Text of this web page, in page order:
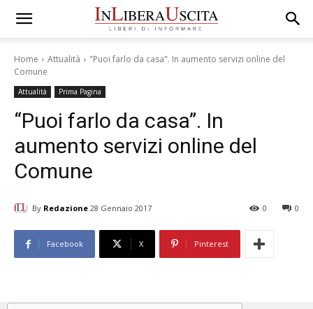
Home Attualità
"Puoi farlo da casa". In aumento servizi online del
Comune
Attualità Prima Pagina
“Puoi farlo da casa”. In
aumento servizi online del
Comune
By Redazione 28 Gennaio 2017 0
0
Facebook X Pinterest